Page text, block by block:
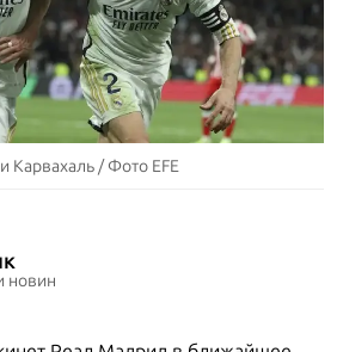
Карвахаль / Фото EFE
новин